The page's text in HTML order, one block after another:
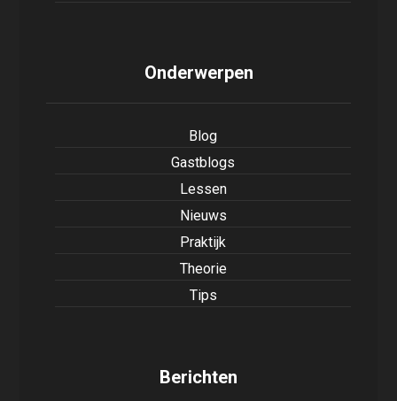
Onderwerpen
Blog
Gastblogs
Lessen
Nieuws
Praktijk
Theorie
Tips
Berichten